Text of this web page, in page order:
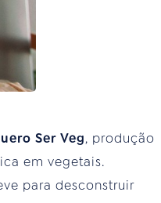
Ser Veg, produção
em vegetais.
para desconstruir